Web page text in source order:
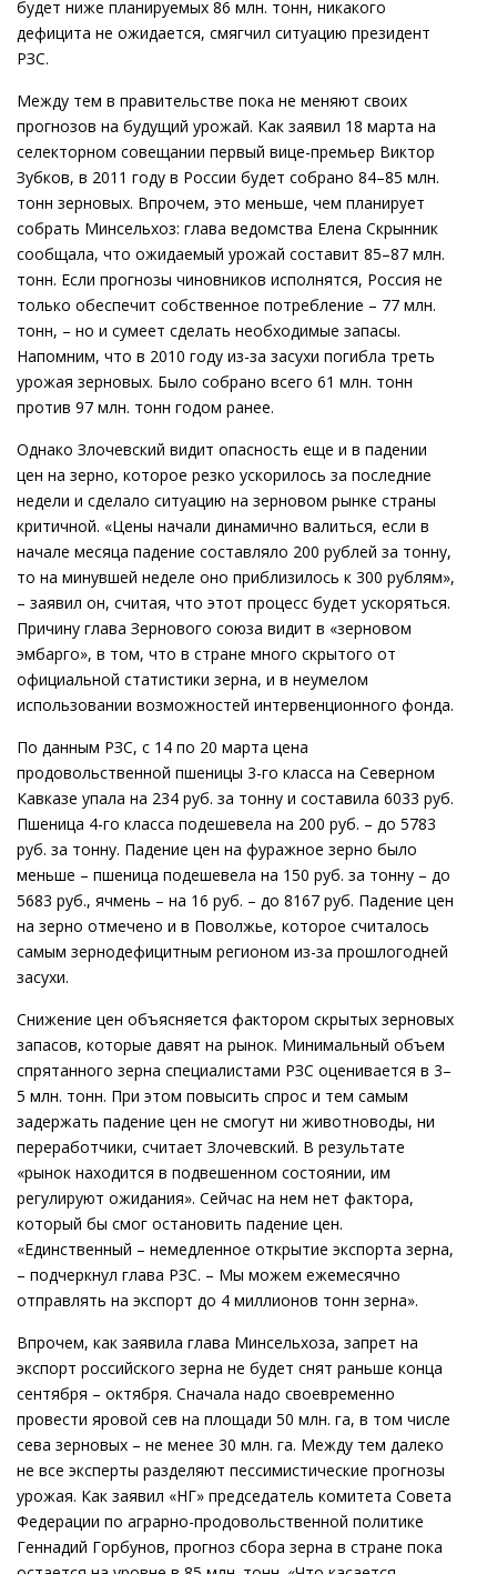
будет ниже планируемых 86 млн. тонн, никакого
дефицита не ожидается, смягчил ситуацию президент
РЗС.
Между тем в правительстве пока не меняют своих
прогнозов на будущий урожай. Как заявил 18 марта на
селекторном совещании первый вице-премьер Виктор
Зубков, в 2011 году в России будет собрано 84–85 млн.
тонн зерновых. Впрочем, это меньше, чем планирует
собрать Минсельхоз: глава ведомства Елена Скрынник
сообщала, что ожидаемый урожай составит 85–87 млн.
тонн. Если прогнозы чиновников исполнятся, Россия не
только обеспечит собственное потребление – 77 млн.
тонн, – но и сумеет сделать необходимые запасы.
Напомним, что в 2010 году из-за засухи погибла треть
урожая зерновых. Было собрано всего 61 млн. тонн
против 97 млн. тонн годом ранее.
Однако Злочевский видит опасность еще и в падении
цен на зерно, которое резко ускорилось за последние
недели и сделало ситуацию на зерновом рынке страны
критичной. «Цены начали динамично валиться, если в
начале месяца падение составляло 200 рублей за тонну,
то на минувшей неделе оно приблизилось к 300 рублям»,
– заявил он, считая, что этот процесс будет ускоряться.
Причину глава Зернового союза видит в «зерновом
эмбарго», в том, что в стране много скрытого от
официальной статистики зерна, и в неумелом
использовании возможностей интервенционного фонда.
По данным РЗС, с 14 по 20 марта цена
продовольственной пшеницы 3-го класса на Северном
Кавказе упала на 234 руб. за тонну и составила 6033 руб.
Пшеница 4-го класса подешевела на 200 руб. – до 5783
руб. за тонну. Падение цен на фуражное зерно было
меньше – пшеница подешевела на 150 руб. за тонну – до
5683 руб., ячмень – на 16 руб. – до 8167 руб. Падение цен
на зерно отмечено и в Поволжье, которое считалось
самым зернодефицитным регионом из-за прошлогодней
засухи.
Снижение цен объясняется фактором скрытых зерновых
запасов, которые давят на рынок. Минимальный объем
спрятанного зерна специалистами РЗС оценивается в 3–
5 млн. тонн. При этом повысить спрос и тем самым
задержать падение цен не смогут ни животноводы, ни
переработчики, считает Злочевский. В результате
«рынок находится в подвешенном состоянии, им
регулируют ожидания». Сейчас на нем нет фактора,
который бы смог остановить падение цен.
«Единственный – немедленное открытие экспорта зерна,
– подчеркнул глава РЗС. – Мы можем ежемесячно
отправлять на экспорт до 4 миллионов тонн зерна».
Впрочем, как заявила глава Минсельхоза, запрет на
экспорт российского зерна не будет снят раньше конца
сентября – октября. Сначала надо своевременно
провести яровой сев на площади 50 млн. га, в том числе
сева зерновых – не менее 30 млн. га. Между тем далеко
не все эксперты разделяют пессимистические прогнозы
урожая. Как заявил «НГ» председатель комитета Совета
Федерации по аграрно-продовольственной политике
Геннадий Горбунов, прогноз сбора зерна в стране пока